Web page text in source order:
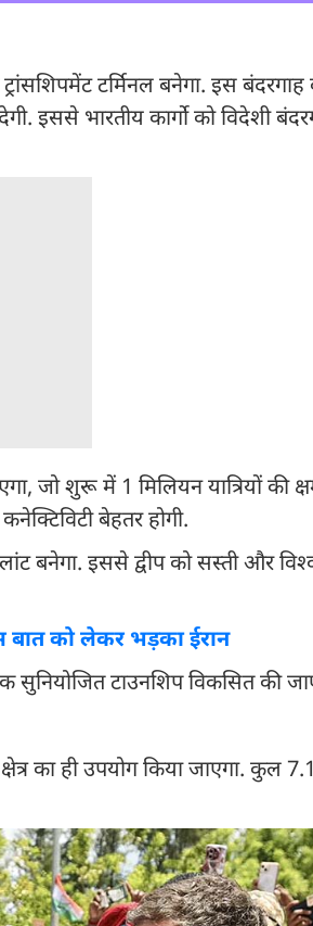
टर्मिनल बनेगा. इस बंदरगाह
इससे भारतीय कार्गो को विदेशी
जो शुरू में 1 मिलियन यात्रियों की
बेहतर होगी.
बनेगा. इससे द्वीप को सस्ती और
बात को लेकर भड़का ईरान
सुनियोजित टाउनशिप विकसित की
का ही उपयोग किया जाएगा. कुल